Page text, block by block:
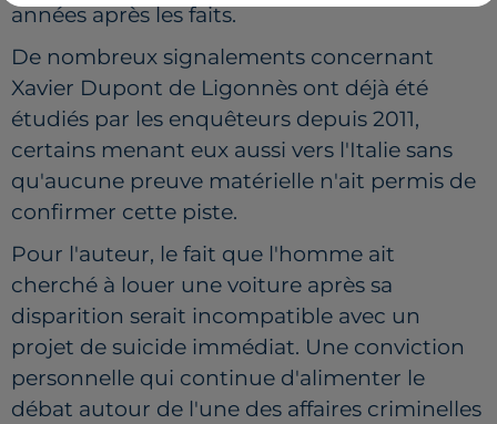
années après les faits.
De nombreux signalements concernant
Xavier Dupont de Ligonnès ont déjà été
étudiés par les enquêteurs depuis 2011,
certains menant eux aussi vers l'Italie sans
qu'aucune preuve matérielle n'ait permis de
confirmer cette piste.
Pour l'auteur, le fait que l'homme ait
cherché à louer une voiture après sa
disparition serait incompatible avec un
projet de suicide immédiat. Une conviction
personnelle qui continue d'alimenter le
débat autour de l'une des affaires criminelles